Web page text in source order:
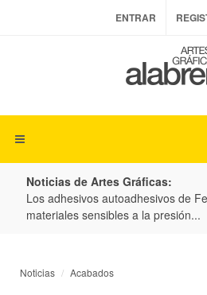
ENTRAR
Noticias de Artes Gráficas:
Los adhesivos autoadhesivos de
materiales sensibles a la presión...
Noticias Acabados